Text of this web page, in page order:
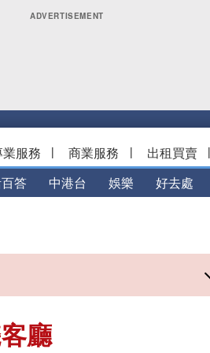
服務 | 商業服務 | 出租買賣 |
答 中港台 娛樂 好去處
廳